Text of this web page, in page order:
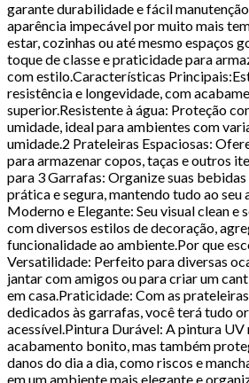
garante durabilidade e fácil
aparência impecável por muito mais
estar, cozinhas ou até mesmo espaços
toque de classe e praticidade para
com estilo.Características
resistência e longevidade, com
superior.Resistente à água: Proteção
umidade, ideal para ambientes com
umidade.2 Prateleiras Espaciosas:
para armazenar copos, taças e outros
para 3 Garrafas: Organize suas
prática e segura, mantendo tudo ao seu
Moderno e Elegante: Seu visual clean
com diversos estilos de decoração,
funcionalidade ao ambiente.Por que
Versatilidade: Perfeito para diversas
jantar com amigos ou para criar um
em casa.Praticidade: Com as
dedicados às garrafas, você terá tudo
acessível.Pintura Durável: A pintura UV
acabamento bonito, mas também
danos do dia a dia, como riscos e
em um ambiente mais elegante e